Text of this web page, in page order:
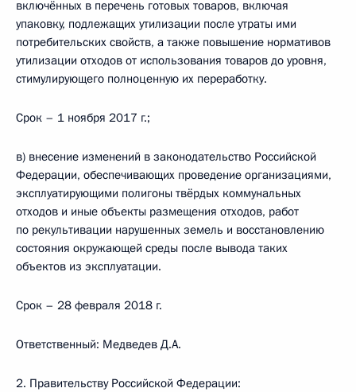
включённых в перечень готовых товаров, включая
упаковку, подлежащих утилизации после утраты ими
потребительских свойств, а также повышение нормативов
утилизации отходов от использования товаров до уровня,
стимулирующего полноценную их переработку.
Срок – 1 ноября 2017 г.;
в) внесение изменений в законодательство Российской
Федерации, обеспечивающих проведение организациями,
эксплуатирующими полигоны твёрдых коммунальных
отходов и иные объекты размещения отходов, работ
по рекультивации нарушенных земель и восстановлению
состояния окружающей среды после вывода таких
объектов из эксплуатации.
Срок – 28 февраля 2018 г.
Ответственный: Медведев Д.А.
2. Правительству Российской Федерации: